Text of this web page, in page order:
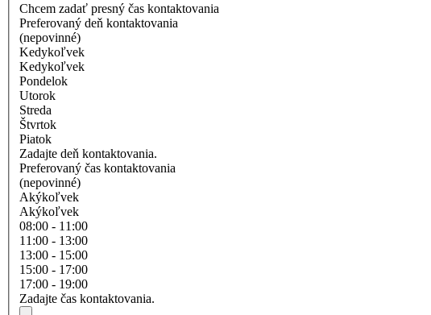
Chcem zadať presný čas kontaktovania
Preferovaný deň kontaktovania
(nepovinné)
Kedykoľvek
Kedykoľvek
Pondelok
Utorok
Streda
Štvrtok
Piatok
Zadajte deň kontaktovania.
Preferovaný čas kontaktovania
(nepovinné)
Akýkoľvek
Akýkoľvek
08:00 - 11:00
11:00 - 13:00
13:00 - 15:00
15:00 - 17:00
17:00 - 19:00
Zadajte čas kontaktovania.